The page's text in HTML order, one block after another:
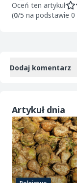
Oceń ten artykuł
(0/5 na podstawie 0
Dodaj komentarz
Artykuł dnia